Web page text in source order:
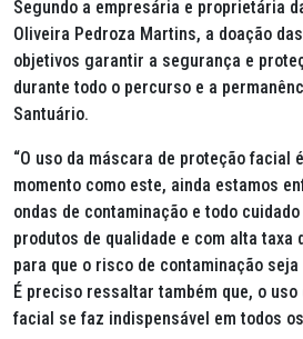
Segundo a empresária e proprietária
Oliveira Pedroza Martins, a doação
objetivos garantir a segurança e
durante todo o percurso e a
Santuário.
“O uso da máscara de proteção facial
momento como este, ainda estamos
ondas de contaminação e todo
produtos de qualidade e com alta taxa
para que o risco de contaminação
É preciso ressaltar também que, o
facial se faz indispensável em todos